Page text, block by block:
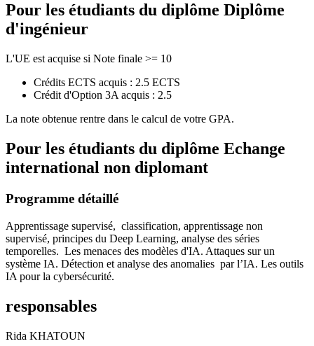
Pour les étudiants du diplôme Diplôme
d'ingénieur
L'UE est acquise si Note finale >= 10
Crédits ECTS acquis : 2.5 ECTS
Crédit d'Option 3A acquis : 2.5
La note obtenue rentre dans le calcul de votre GPA.
Pour les étudiants du diplôme Echange
international non diplomant
Programme détaillé
Apprentissage supervisé, classification, apprentissage non
supervisé, principes du Deep Learning, analyse des séries
temporelles. Les menaces des modèles d'IA. Attaques sur un
système IA. Détection et analyse des anomalies par l’IA. Les outils
IA pour la cybersécurité.
responsables
Rida KHATOUN